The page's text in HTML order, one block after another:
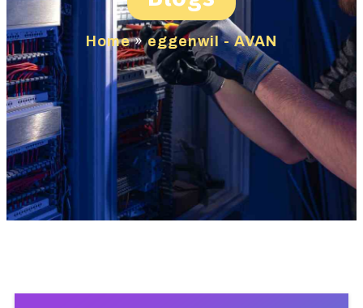
Home»eggenwil - AVAN